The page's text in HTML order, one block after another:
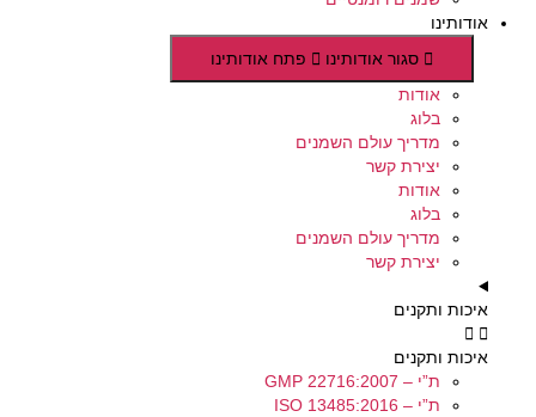
אודותינו
סגור אודותינו
פתח אודותינו
אודות
בלוג
מדריך עולם השמנים
יצירת קשר
אודות
בלוג
מדריך עולם השמנים
יצירת קשר
איכות ותקנים
איכות ותקנים
ת”י – GMP 22716:2007
ת”י – ISO 13485:2016